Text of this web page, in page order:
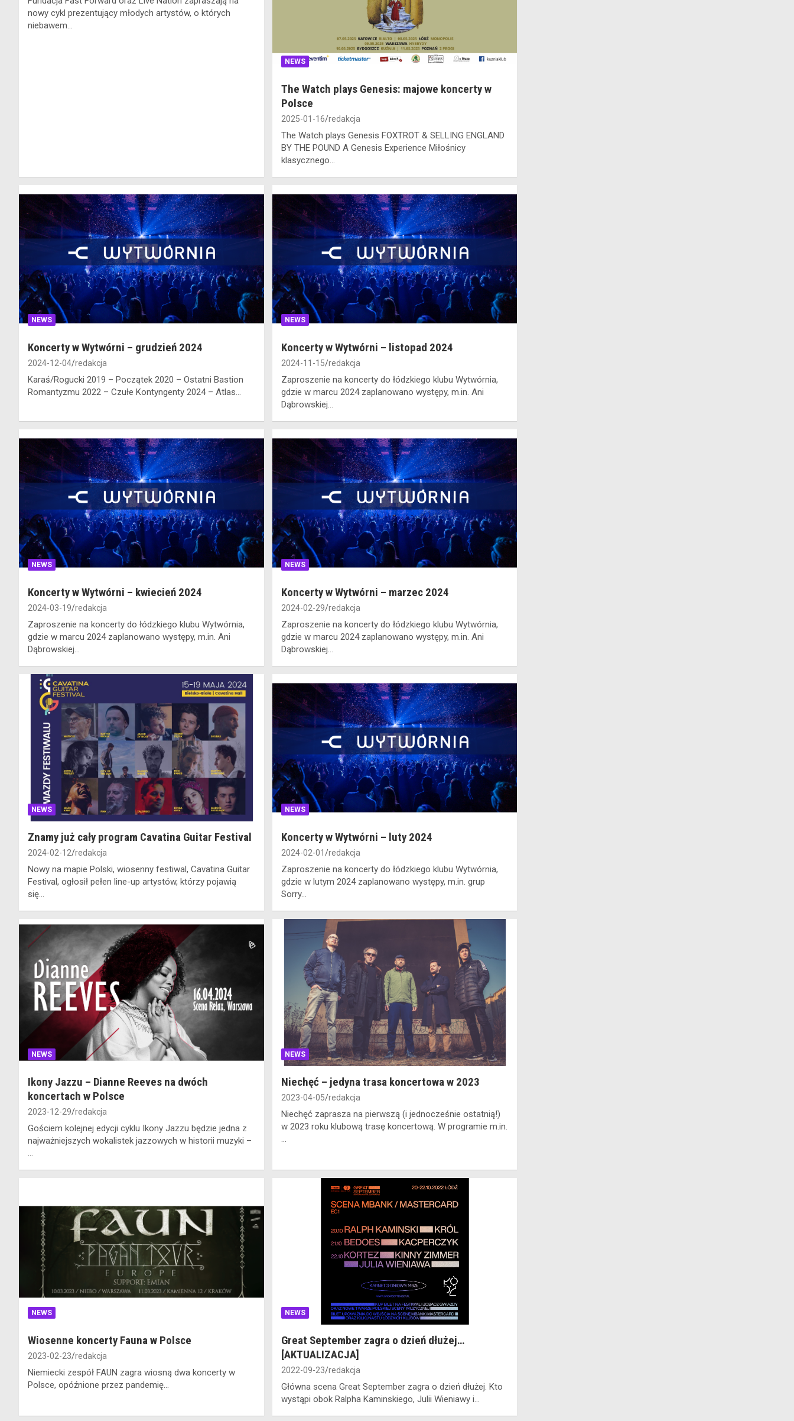
nowy cykl prezentujący młodych artystów, o których
niebawem…
NEWS
The Watch plays Genesis: majowe koncerty w
Polsce
2025-01-16 redakcja
The Watch plays Genesis FOXTROT & SELLING ENGLAND
BY THE POUND A Genesis Experience Miłośnicy
klasycznego…
NEWS
Koncerty w Wytwórni – grudzień 2024
2024-12-04 redakcja
Karaś/Rogucki 2019 – Początek 2020 – Ostatni Bastion
Romantyzmu 2022 – Czułe Kontyngenty 2024 – Atlas…
NEWS
Koncerty w Wytwórni – listopad 2024
2024-11-15 redakcja
Zaproszenie na koncerty do łódzkiego klubu Wytwórnia,
gdzie w marcu 2024 zaplanowano występy, m.in. Ani
Dąbrowskiej…
NEWS
Koncerty w Wytwórni – kwiecień 2024
2024-03-19 redakcja
Zaproszenie na koncerty do łódzkiego klubu Wytwórnia,
gdzie w marcu 2024 zaplanowano występy, m.in. Ani
Dąbrowskiej…
NEWS
Koncerty w Wytwórni – marzec 2024
2024-02-29 redakcja
Zaproszenie na koncerty do łódzkiego klubu Wytwórnia,
gdzie w marcu 2024 zaplanowano występy, m.in. Ani
Dąbrowskiej…
NEWS
Znamy już cały program Cavatina Guitar Festival
2024-02-12 redakcja
Nowy na mapie Polski, wiosenny festiwal, Cavatina Guitar
Festival, ogłosił pełen line-up artystów, którzy pojawią
się…
NEWS
Koncerty w Wytwórni – luty 2024
2024-02-01 redakcja
Zaproszenie na koncerty do łódzkiego klubu Wytwórnia,
gdzie w lutym 2024 zaplanowano występy, m.in. grup
Sorry…
NEWS
Ikony Jazzu – Dianne Reeves na dwóch
koncertach w Polsce
2023-12-29 redakcja
Gościem kolejnej edycji cyklu Ikony Jazzu będzie jedna z
najważniejszych wokalistek jazzowych w historii muzyki –
…
NEWS
Niechęć – jedyna trasa koncertowa w 2023
2023-04-05 redakcja
Niechęć zaprasza na pierwszą (i jednocześnie ostatnią!)
w 2023 roku klubową trasę koncertową. W programie m.in.
…
NEWS
Wiosenne koncerty Fauna w Polsce
2023-02-23 redakcja
Niemiecki zespół FAUN zagra wiosną dwa koncerty w
Polsce, opóźnione przez pandemię...
NEWS
Great September zagra o dzień dłużej…
[AKTUALIZACJA]
2022-09-23 redakcja
Główna scena Great September zagra o dzień dłużej. Kto
wystąpi obok Ralpha Kaminskiego, Julii Wieniawy i…